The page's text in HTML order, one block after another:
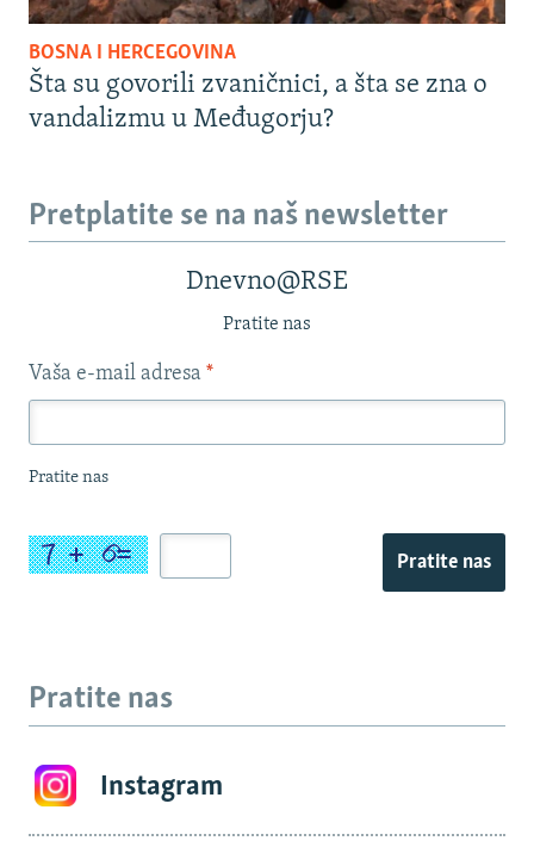
BOSNA I HERCEGOVINA
Šta su govorili zvaničnici, a šta se zna o
vandalizmu u Međugorju?
Pretplatite se na naš newsletter
Dnevno@RSE
Pratite nas
Vaša e-mail adresa *
Pratite nas
Pratite nas
Pratite nas
Instagram